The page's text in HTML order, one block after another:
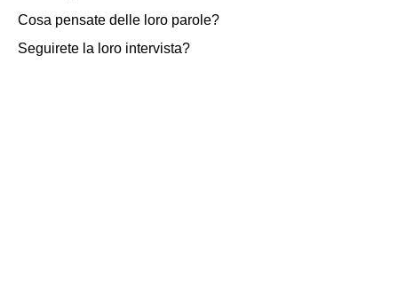
Cosa pensate delle loro parole?
Seguirete la loro intervista?